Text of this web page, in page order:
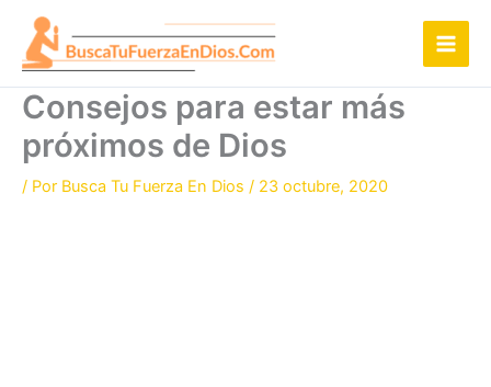
contenido
Consejos para estar más
próximos de Dios
/ Por Busca Tu Fuerza En Dios / 23 octubre, 2020